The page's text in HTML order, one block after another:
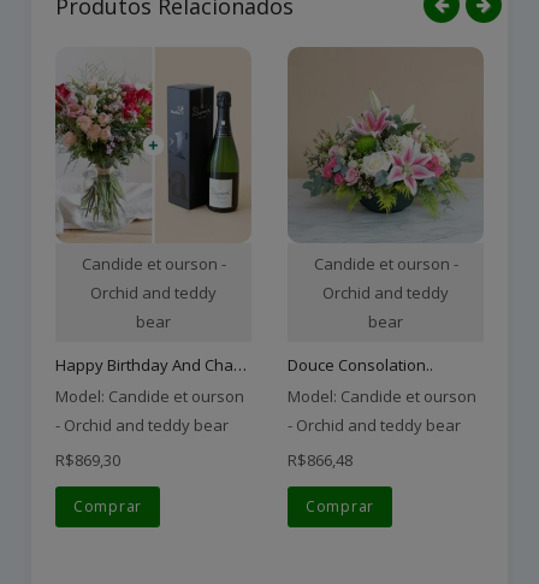
Produtos Relacionados
Candide et ourson -
Orchid and teddy
bear
Happy Birthday And Champa..
Model: Candide et ourson
- Orchid and teddy bear
R$869,30
Comprar
Candide et ourson -
Orchid and teddy
bear
Douce Consolation..
Model: Candide et ourson
- Orchid and teddy bear
R$866,48
Comprar